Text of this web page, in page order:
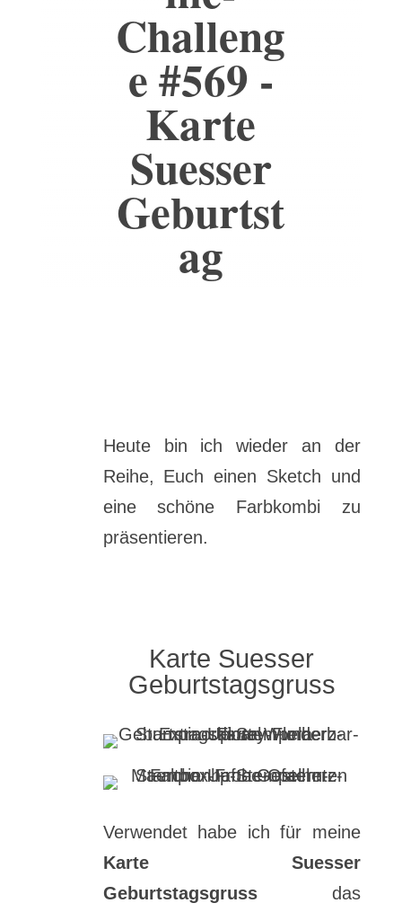
Challeng
e #569 -
Karte
Suesser
Geburtst
ag
Heute bin ich wieder an der
Reihe, Euch einen Sketch und
eine schöne Farbkombi zu
präsentieren.
Karte Suesser
Geburtstagsgruss
Verwendet habe ich für meine
Karte Suesser
Geburtstagsgrussdas